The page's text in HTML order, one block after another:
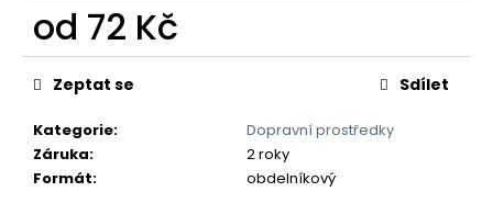
od 72 Kč
Měrná
cena:
Kategorie:
Dopravní prostředky
Záruka:
2 roky
Formát: obdelníkový
Zeptat se Sdílet
u
č
e
m